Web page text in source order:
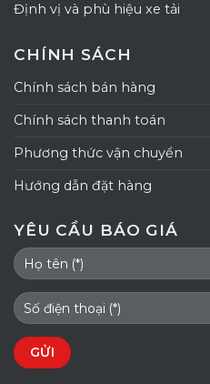
Định vị và phù hiệu xe tải
CHÍNH SÁCH
Chính sách bán hàng
Chính sách thanh toán
Phương thức vận chuyển
Hướng dẫn đặt hàng
YÊU CẦU BÁO GIÁ